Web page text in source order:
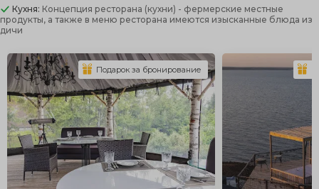
Кухня: Концепция ресторана (кухни) - фермерские местные
продукты, а также в меню ресторана имеются изысканные блюда из
дичи
Подарок за бронирование